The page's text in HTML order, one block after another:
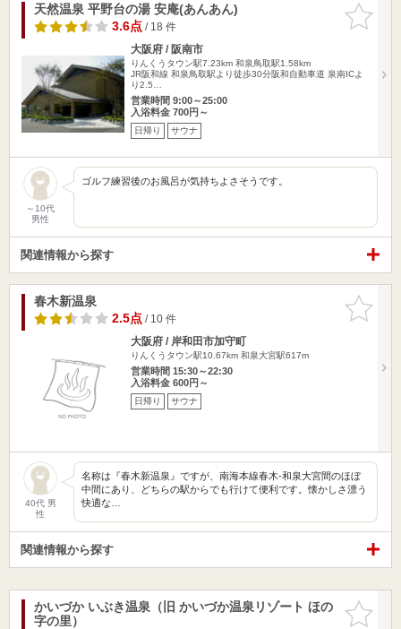
お気に入
りに追加
天然温泉 平野台の湯 安庵(あんあん)
3.6点/ 18 件
大阪府 / 阪南市
りんくうタウン駅7.23km 和泉鳥取駅1.58km
JR阪和線 和泉鳥取駅より徒歩30分阪和自動車道 泉南ICよ
り2.5…
営業時間 9:00～25:00
入浴料金 700円～
日帰り サウナ
～10代
男性
ゴルフ練習後のお風呂が気持ちよさそうです。
関連情報から探す
お気に入
りに追加
春木新温泉
2.5点/ 10 件
大阪府 / 岸和田市加守町
りんくうタウン駅10.67km 和泉大宮駅617m
営業時間 15:30～22:30
入浴料金 600円～
日帰り サウナ
40代 男
性
名称は『春木新温泉』ですが、南海本線春木-和泉大宮間のほぼ
中間にあり、どちらの駅からでも行けて便利です。懐かしさ漂う
快適な…
関連情報から探す
お気に入
りに追加
かいづか いぶき温泉（旧 かいづか温泉リゾート ほの
字の里）